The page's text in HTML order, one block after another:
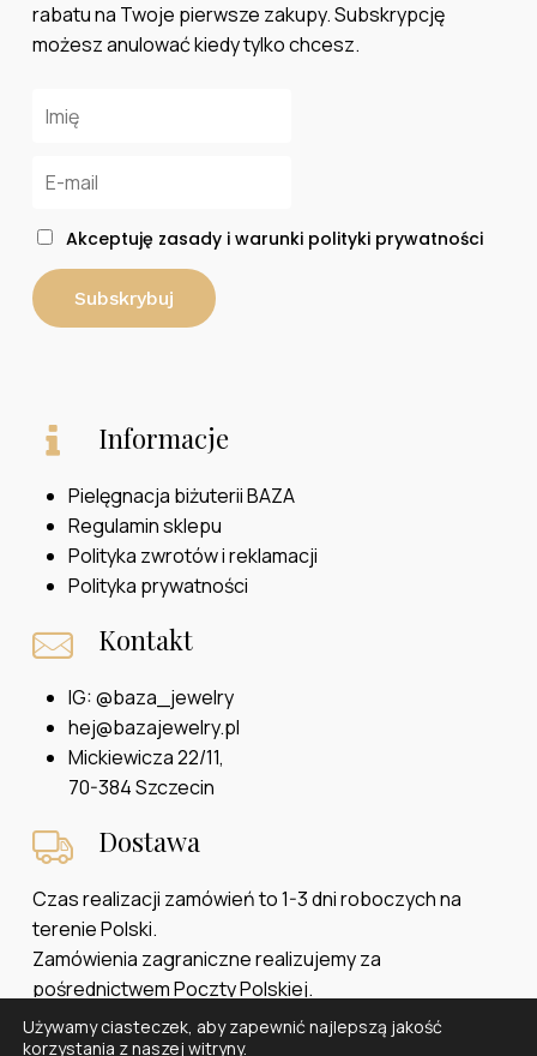
Kwota: 0,00
rabatu na Twoje pierwsze zakupy. Subskrypcję
możesz anulować kiedy tylko chcesz.
Akceptuję zasady i warunki polityki prywatności
Informacje
Pielęgnacja biżuterii BAZA
Regulamin sklepu
Polityka zwrotów i reklamacji
Polityka prywatności
Kontakt
IG:@baza_jewelry
hej@bazajewelry.pl
Mickiewicza 22/11,
70-384 Szczecin
Dostawa
Czas realizacji zamówień to 1-3 dni roboczych na
terenie Polski.
Zamówienia zagraniczne realizujemy za
pośrednictwem Poczty Polskiej.
Używamy ciasteczek, aby zapewnić najlepszą jakość
korzystania z naszej witryny.